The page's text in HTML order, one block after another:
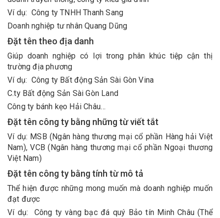
Ví dụ: Công ty TNHH Thanh Sang
Doanh nghiệp tư nhân Quang Dũng
Đặt tên theo địa danh
Giúp doanh nghiệp có lợi trong phân khúc tiệp cận thị
trường địa phương
Ví dụ: Công ty Bất động Sản Sài Gòn Vina
C.ty Bất động Sản Sài Gòn Land
Công ty bánh kẹo Hải Châu…
Đặt tên công ty bằng những từ viết tắt
Ví dụ: MSB (Ngân hàng thương mại cổ phần Hàng hải Việt
Nam), VCB (Ngân hàng thương mại cổ phần Ngoại thương
Việt Nam)
Đặt tên công ty bằng tính từ mô tả
Thể hiện được những mong muốn mà doanh nghiệp muốn
đạt được
Ví dụ: Công ty vàng bạc đá quý Bảo tín Minh Châu (Thể